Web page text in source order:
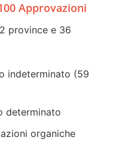
Approvazioni
province e 36
indeterminato (59
determinato
organiche